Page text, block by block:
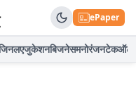
ePaper
एजुकेशनबिजनेसमनोरंजनटेकऑटो